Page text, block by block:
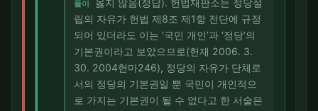
풀이
립의 자유가 헌법 제8조 제1항 전단에 규정
되어 있더라도 이는 ‘국민 개인’과 ‘정당’의
기본권이라고 보았으므로(헌재 2006. 3.
30. 2004헌마246), 정당의 자유가 단체로
서의 정당의 기본권일 뿐 국민이 개인적으
로 가지는 기본권이 될 수 없다고 한 서술은